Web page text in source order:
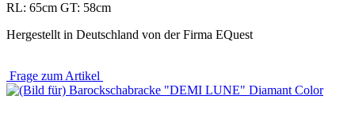
RL: 65cm GT: 58cm
Hergestellt in Deutschland von der Firma EQuest
Frage zum Artikel